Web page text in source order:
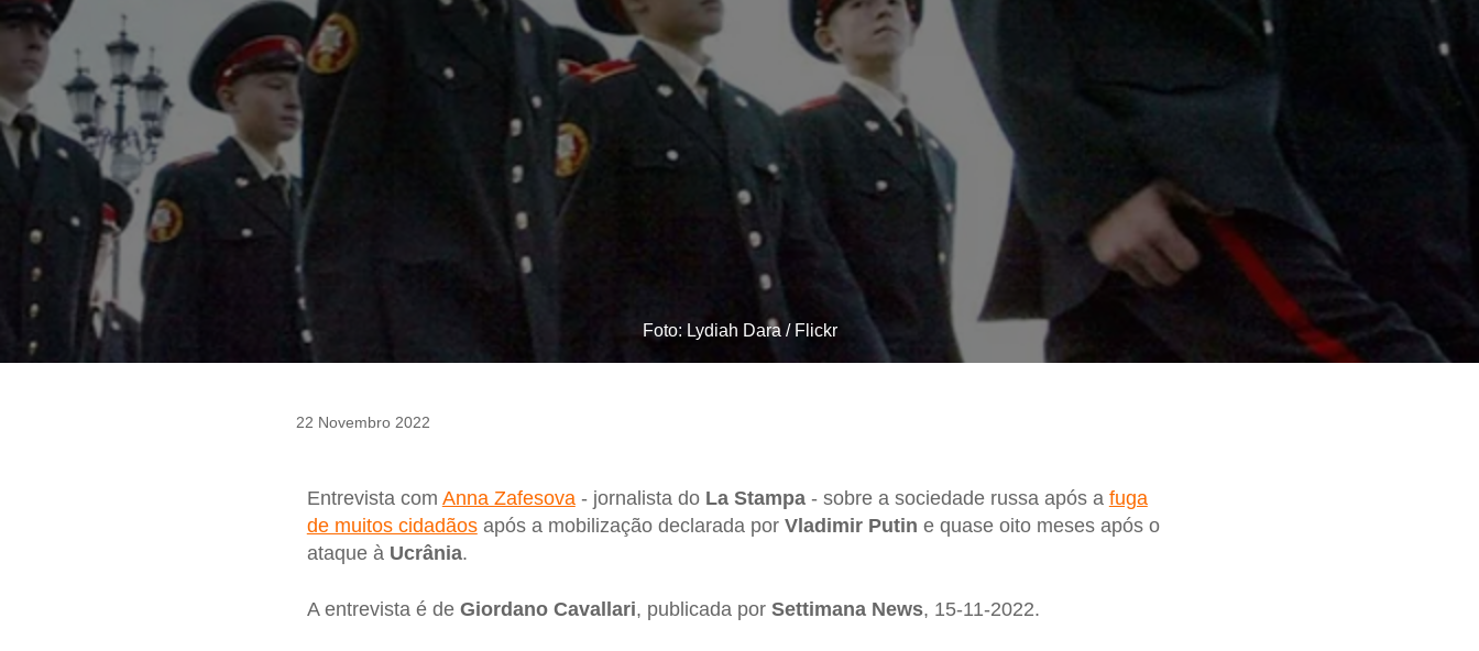
Foto: Lydiah Dara / Flickr
22 Novembro 2022
Entrevista com Anna Zafesova- jornalista do La Stampa- sobre a sociedade russa após a fuga
de muitos cidadãosapós a mobilização declarada por Vladimir Putin e quase oito meses após o
ataque à Ucrânia.
A entrevista é de Giordano Cavallari, publicada por Settimana News, 15-11-2022.